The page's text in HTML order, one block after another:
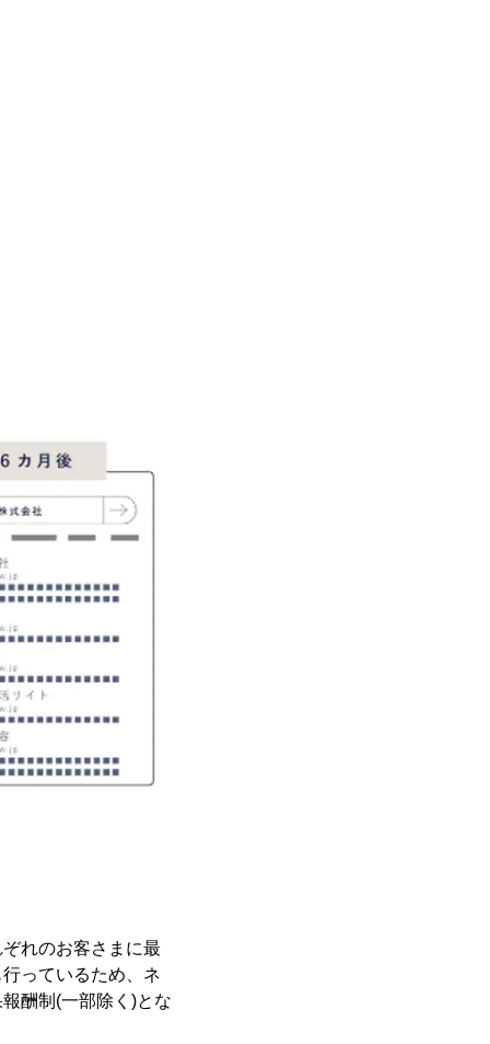
れのお客さまに最
っているため、ネ
酬制(一部除く)とな